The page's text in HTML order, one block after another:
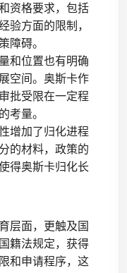
资格要求，包括
验方面的限制，
障碍。
和位置也有明确
空间。奥斯卡作
批受限在一定程
考量。
增加了归化进程
的材料，政策的
得奥斯卡归化长
层面，更触及国
籍法规定，获得
和申请程序，这